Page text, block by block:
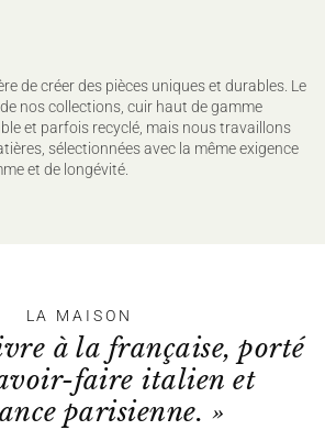
de créer des pièces uniques et durables. Le
nos collections, cuir haut de gamme
et parfois recyclé, mais nous travaillons
sélectionnées avec la même exigence
et de longévité.
LA MAISON
à la française, porté
faire italien et
parisienne. »